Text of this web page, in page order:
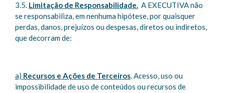
3.5. Limitação de Responsabilidade. A EXECUTIVA não
se responsabiliza, em nenhuma hipótese, por quaisquer
perdas, danos, prejuízos ou despesas, diretos ou indiretos,
que decorram de:
a) Recursos e Ações de Terceiros. Acesso, uso ou
impossibilidade de uso de conteúdos ou recursos de